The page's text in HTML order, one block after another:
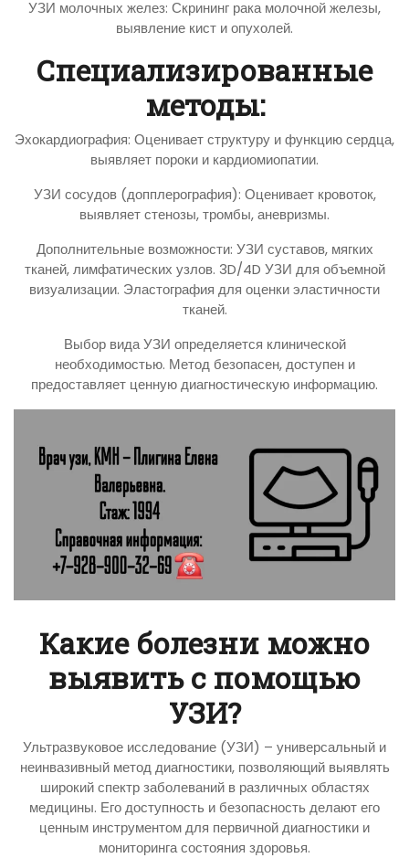
УЗИ молочных желез: Скрининг рака молочной железы,
выявление кист и опухолей.
Специализированные
методы:
Эхокардиография: Оценивает структуру и функцию сердца,
выявляет пороки и кардиомиопатии.
УЗИ сосудов (допплерография): Оценивает кровоток,
выявляет стенозы, тромбы, аневризмы.
Дополнительные возможности: УЗИ суставов, мягких
тканей, лимфатических узлов. 3D/4D УЗИ для объемной
визуализации. Эластография для оценки эластичности
тканей.
Выбор вида УЗИ определяется клинической
необходимостью. Метод безопасен, доступен и
предоставляет ценную диагностическую информацию.
Какие болезни можно
выявить с помощью
УЗИ?
Ультразвуковое исследование (УЗИ) – универсальный и
неинвазивный метод диагностики, позволяющий выявлять
широкий спектр заболеваний в различных областях
медицины. Его доступность и безопасность делают его
ценным инструментом для первичной диагностики и
мониторинга состояния здоровья.